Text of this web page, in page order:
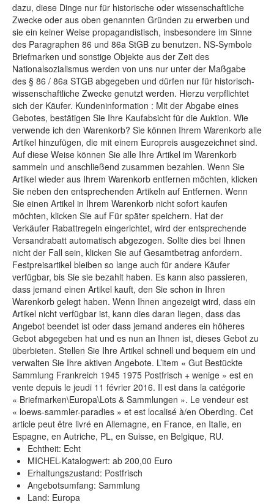
dazu, diese Dinge nur für historische oder wissenschaftliche
Zwecke oder aus oben genannten Gründen zu erwerben und
sie ein keiner Weise propagandistisch, insbesondere im Sinne
des Paragraphen 86 und 86a StGB zu benutzen. NS-Symbole
Briefmarken und sonstige Objekte aus der Zeit des
Nationalsozialismus werden von uns nur unter der Maßgabe
des § 86 / 86a STGB abgegeben und dürfen nur für historisch-
wissenschaftliche Zwecke genutzt werden. Hierzu verpflichtet
sich der Käufer. Kundeninformation : Mit der Abgabe eines
Gebotes, bestätigen Sie Ihre Kaufabsicht für die Auktion. Wie
verwende ich den Warenkorb? Sie können Ihrem Warenkorb alle
Artikel hinzufügen, die mit einem Europreis ausgezeichnet sind.
Auf diese Weise können Sie alle Ihre Artikel im Warenkorb
sammeln und anschließend zusammen bezahlen. Wenn Sie
Artikel wieder aus Ihrem Warenkorb entfernen möchten, klicken
Sie neben den entsprechenden Artikeln auf Entfernen. Wenn
Sie einen Artikel in Ihrem Warenkorb nicht sofort kaufen
möchten, klicken Sie auf Für später speichern. Hat der
Verkäufer Rabattregeln eingerichtet, wird der entsprechende
Versandrabatt automatisch abgezogen. Sollte dies bei Ihnen
nicht der Fall sein, klicken Sie auf Gesamtbetrag anfordern.
Festpreisartikel bleiben so lange auch für andere Käufer
verfügbar, bis Sie sie bezahlt haben. Es kann also passieren,
dass jemand einen Artikel kauft, den Sie schon in Ihren
Warenkorb gelegt haben. Wenn Ihnen angezeigt wird, dass ein
Artikel nicht verfügbar ist, kann dies daran liegen, dass das
Angebot beendet ist oder dass jemand anderes ein höheres
Gebot abgegeben hat und es nun an Ihnen ist, dieses Gebot zu
überbieten. Stellen Sie Ihre Artikel schnell und bequem ein und
verwalten Sie Ihre aktiven Angebote. L’item « Gut Bestückte
Sammlung Frankreich 1945 1975 Postfrisch + wenige » est en
vente depuis le jeudi 11 février 2016. Il est dans la catégorie
« Briefmarken\Europa\Lots & Sammlungen ». Le vendeur est
« loews-sammler-paradies » et est localisé à/en Oberding. Cet
article peut être livré en Allemagne, en France, en Italie, en
Espagne, en Autriche, PL, en Suisse, en Belgique, RU.
Echtheit: Echt
MICHEL-Katalogwert: ab 200,00 Euro
Erhaltungszustand: Postfrisch
Angebotsumfang: Sammlung
Land: Europa